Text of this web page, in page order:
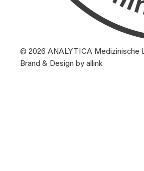
© 2026 ANALYTICA Medizinische
Brand & Design by allink